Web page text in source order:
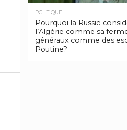
POLITIQUE
Pourquoi la Russie
l’Algérie comme sa
généraux comme des
Poutine?